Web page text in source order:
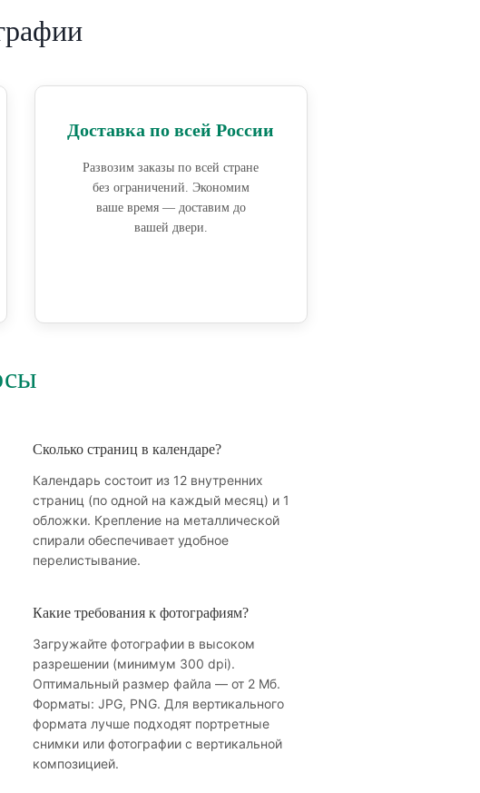
Доставка по всей России
Развозим заказы по всей стране
без ограничений. Экономим
ваше время — доставим до
вашей двери.
Сколько страниц в календаре?
Календарь состоит из 12 внутренних
страниц (по одной на каждый месяц) и 1
обложки. Крепление на металлической
спирали обеспечивает удобное
перелистывание.
Какие требования к фотографиям?
Загружайте фотографии в высоком
разрешении (минимум 300 dpi).
Оптимальный размер файла — от 2 Мб.
Форматы: JPG, PNG. Для вертикального
формата лучше подходят портретные
снимки или фотографии с вертикальной
композицией.